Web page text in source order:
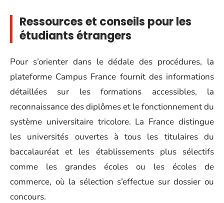
Ressources et conseils pour les
étudiants étrangers
Pour s’orienter dans le dédale des procédures, la
plateforme Campus France fournit des informations
détaillées sur les formations accessibles, la
reconnaissance des diplômes et le fonctionnement du
système universitaire tricolore. La France distingue
les universités ouvertes à tous les titulaires du
baccalauréat et les établissements plus sélectifs
comme les grandes écoles ou les écoles de
commerce, où la sélection s’effectue sur dossier ou
concours.